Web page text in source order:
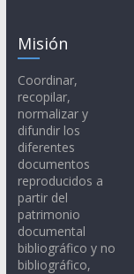
Misión
Coordinar,
recopilar,
normalizar y
difundir los
diferentes
documentos
reproducidos a
partir del
patrimonio
documental
bibliográfico y no
bibliográfico,